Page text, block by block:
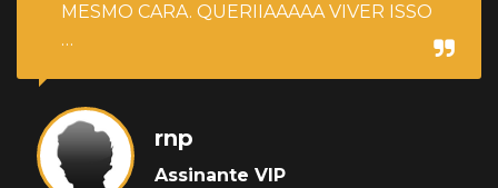
MESMO CARA. QUERIIAAAAA VIVER ISSO
…
rnp
Assinante VIP